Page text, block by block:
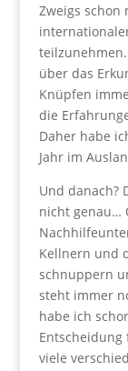
Zweigs schon
über das
Knüpfen
die
Daher habe
Jahr im
Und danach?
nicht genau…
Kellnern und
schnuppern
steht immer
habe ich
Entscheidung
viele